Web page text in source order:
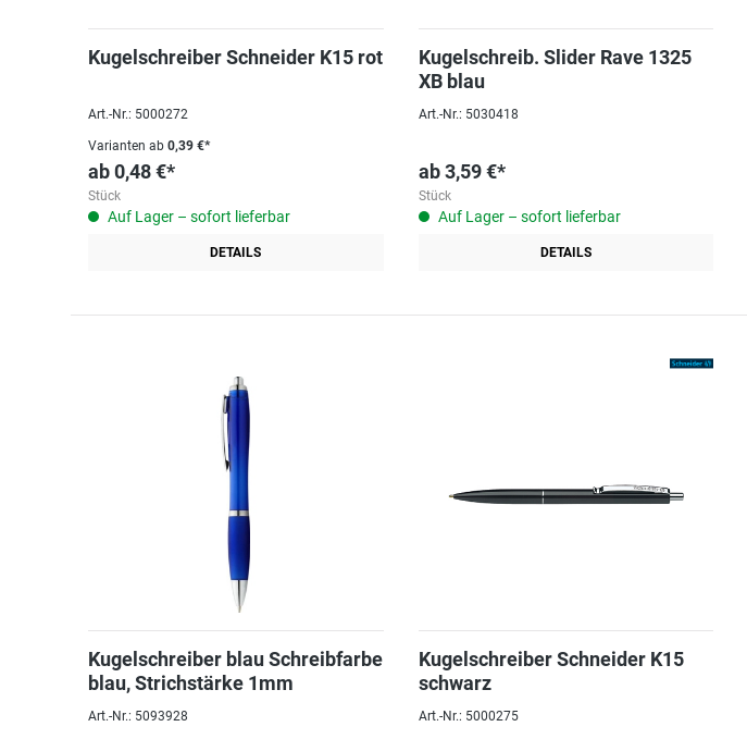
Kugelschreiber Schneider K15 rot
Art.-Nr.: 5000272
Varianten ab 0,39 €*
ab0,48 €*
Stück
Auf Lager – sofort lieferbar
DETAILS
Kugelschreib. Slider Rave 1325
XB blau
Art.-Nr.: 5030418
ab 3,59 €*
Stück
Auf Lager – sofort lieferbar
DETAILS
Kugelschreiber blau Schreibfarbe
blau, Strichstärke 1mm
Art.-Nr.: 5093928
Kugelschreiber Schneider K15
schwarz
Art.-Nr.: 5000275